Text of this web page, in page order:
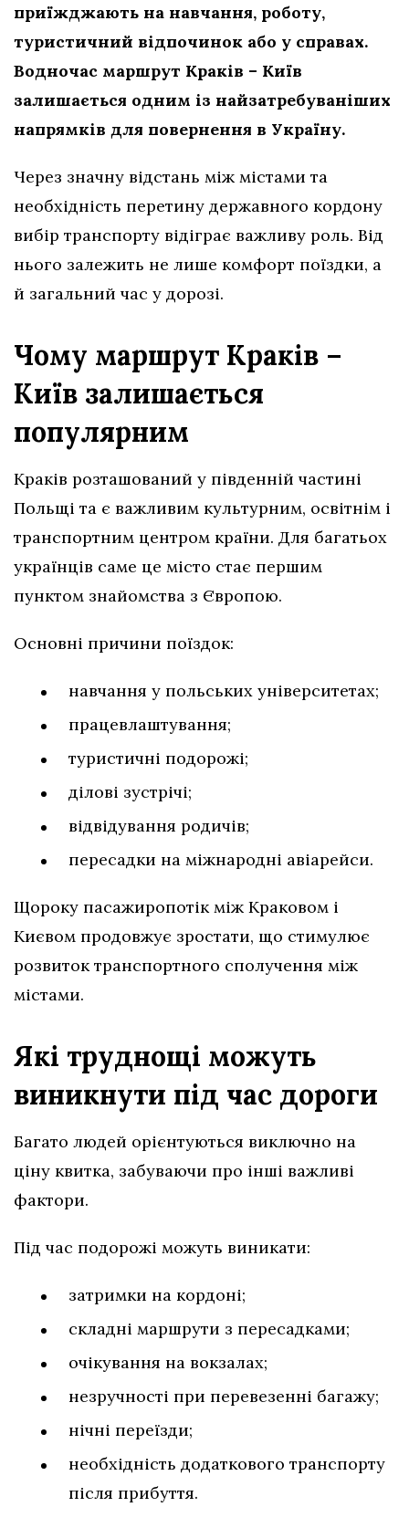
приїжджають на навчання, роботу,
туристичний відпочинок або у справах.
Водночас маршрут Краків – Київ
залишається одним із найзатребуваніших
напрямків для повернення в Україну.
Через значну відстань між містами та
необхідність перетину державного кордону
вибір транспорту відіграє важливу роль. Від
нього залежить не лише комфорт поїздки, а
й загальний час у дорозі.
Чому маршрут Краків –
Київ залишається
популярним
Краків розташований у південній частині
Польщі та є важливим культурним, освітнім і
транспортним центром країни. Для багатьох
українців саме це місто стає першим
пунктом знайомства з Європою.
Основні причини поїздок:
навчання у польських університетах;
працевлаштування;
туристичні подорожі;
ділові зустрічі;
відвідування родичів;
пересадки на міжнародні авіарейси.
Щороку пасажиропотік між Краковом і
Києвом продовжує зростати, що стимулює
розвиток транспортного сполучення між
містами.
Які труднощі можуть
виникнути під час дороги
Багато людей орієнтуються виключно на
ціну квитка, забуваючи про інші важливі
фактори.
Під час подорожі можуть виникати:
затримки на кордоні;
складні маршрути з пересадками;
очікування на вокзалах;
незручності при перевезенні багажу;
нічні переїзди;
необхідність додаткового транспорту
після прибуття.